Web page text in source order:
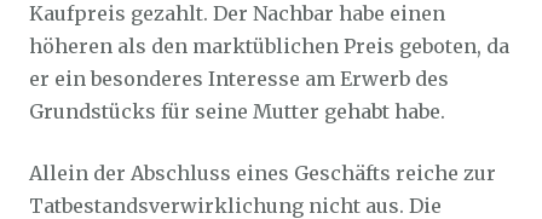
Kaufpreis gezahlt. Der Nachbar habe einen
höheren als den marktüblichen Preis geboten, da
er ein besonderes Interesse am Erwerb des
Grundstücks für seine Mutter gehabt habe.
Allein der Abschluss eines Geschäfts reiche zur
Tatbestandsverwirklichung nicht aus. Die